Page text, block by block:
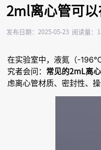
2ml离心管可以
发布日期：2025-05-23 阅读量：
在实验室中，液氮（-
究者会问：
常见的2mL离
虑离心管材质、密封性、